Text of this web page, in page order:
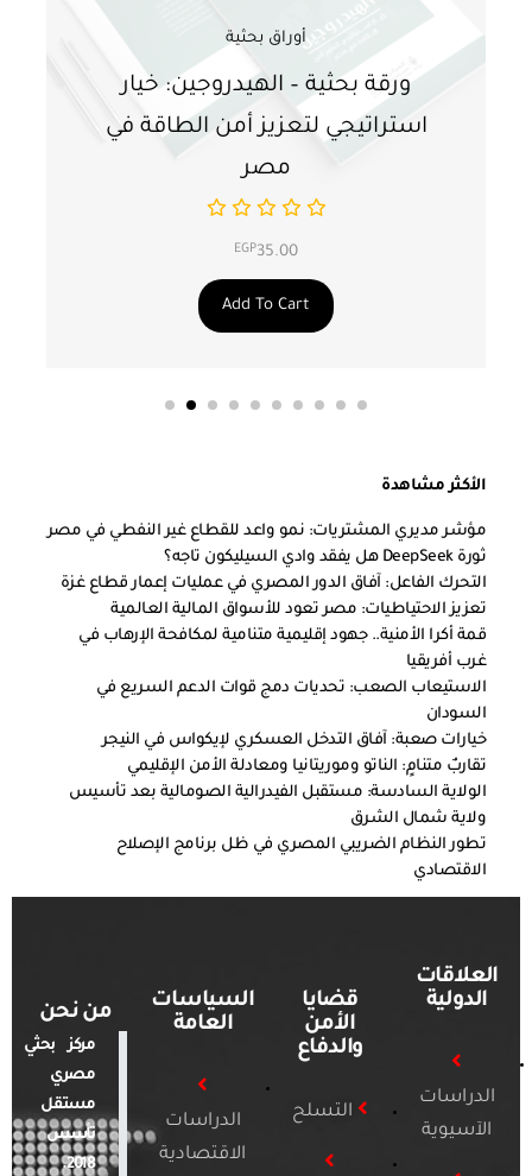
أوراق بحثية
ورقة بحثية – الهيدروجين: خيار
استراتيجي لتعزيز أمن الطاقة في
مصر
EGP35.00
Add To Cart
الأكثر مشاهدة
مؤشر مديري المشتريات: نمو واعد للقطاع غير النفطي في مصر
ثورة DeepSeek هل يفقد وادي السيليكون تاجه؟
التحرك الفاعل: آفاق الدور المصري في عمليات إعمار قطاع غزة
تعزيز الاحتياطيات: مصر تعود للأسواق المالية العالمية
قمة أكرا الأمنية.. جهود إقليمية متنامية لمكافحة الإرهاب في
غرب أفريقيا
الاستيعاب الصعب: تحديات دمج قوات الدعم السريع في
السودان
خيارات صعبة: آفاق التدخل العسكري لإيكواس في النيجر
تقاربٌ متنامٍ: الناتو وموريتانيا ومعادلة الأمن الإقليمي
الولاية السادسة: مستقبل الفيدرالية الصومالية بعد تأسيس
ولاية شمال الشرق
تطور النظام الضريبي المصري في ظل برنامج الإصلاح
الاقتصادي
العلاقات
الدولية
الدراسات
الآسيوية
قضايا
الأمن
والدفاع
التسلح
السياسات
العامة
الدراسات
الاقتصادية
من نحن
مركز بحثي
مصري
مستقل
تأسس
2018.